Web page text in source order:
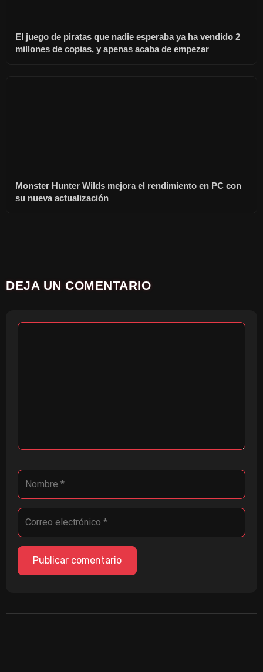
El juego de piratas que nadie esperaba ya ha vendido 2
millones de copias, y apenas acaba de empezar
Monster Hunter Wilds mejora el rendimiento en PC con
su nueva actualización
DEJA UN COMENTARIO